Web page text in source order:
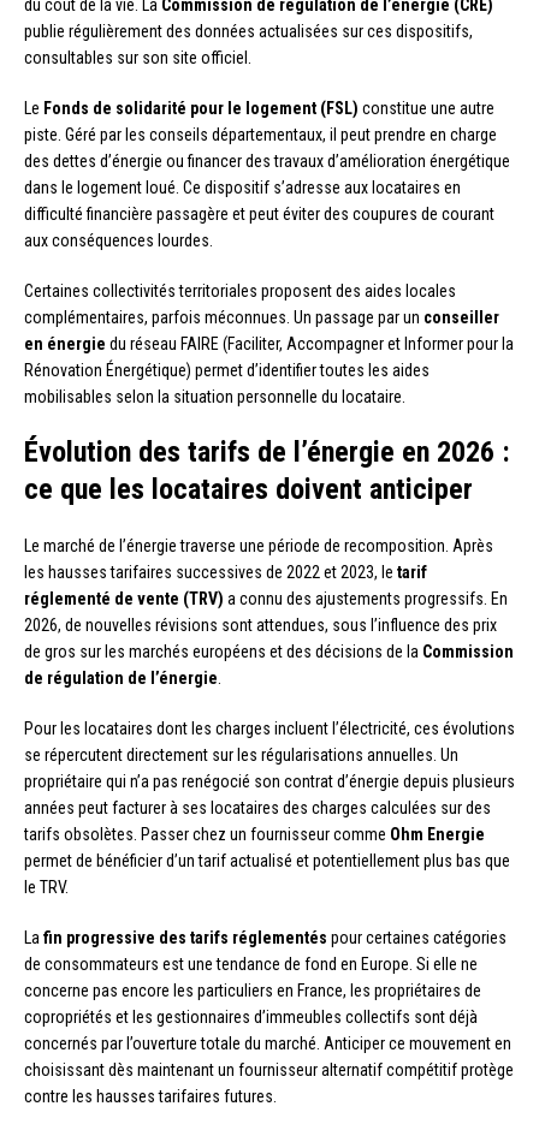
du coût de la vie. La Commission de régulation de l’énergie (CRE)
publie régulièrement des données actualisées sur ces dispositifs,
consultables sur son site officiel.
Le Fonds de solidarité pour le logement (FSL) constitue une autre
piste. Géré par les conseils départementaux, il peut prendre en charge
des dettes d’énergie ou financer des travaux d’amélioration énergétique
dans le logement loué. Ce dispositif s’adresse aux locataires en
difficulté financière passagère et peut éviter des coupures de courant
aux conséquences lourdes.
Certaines collectivités territoriales proposent des aides locales
complémentaires, parfois méconnues. Un passage par un conseiller
en énergie du réseau FAIRE (Faciliter, Accompagner et Informer pour la
Rénovation Énergétique) permet d’identifier toutes les aides
mobilisables selon la situation personnelle du locataire.
Évolution des tarifs de l’énergie en 2026 :
ce que les locataires doivent anticiper
Le marché de l’énergie traverse une période de recomposition. Après
les hausses tarifaires successives de 2022 et 2023, le tarif
réglementé de vente (TRV) a connu des ajustements progressifs. En
2026, de nouvelles révisions sont attendues, sous l’influence des prix
de gros sur les marchés européens et des décisions de la Commission
de régulation de l’énergie
Pour les locataires dont les charges incluent l’électricité, ces évolutions
se répercutent directement sur les régularisations annuelles. Un
propriétaire qui n’a pas renégocié son contrat d’énergie depuis plusieurs
années peut facturer à ses locataires des charges calculées sur des
tarifs obsolètes. Passer chez un fournisseur comme Ohm Energie
permet de bénéficier d’un tarif actualisé et potentiellement plus bas que
le TRV.
La fin progressive des tarifs réglementés pour certaines catégories
de consommateurs est une tendance de fond en Europe. Si elle ne
concerne pas encore les particuliers en France, les propriétaires de
copropriétés et les gestionnaires d’immeubles collectifs sont déjà
concernés par l’ouverture totale du marché. Anticiper ce mouvement en
choisissant dès maintenant un fournisseur alternatif compétitif protège
contre les hausses tarifaires futures.